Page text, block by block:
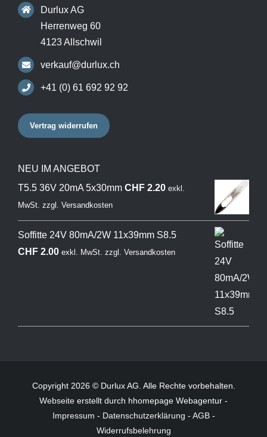
Durlux AG
Herrenweg 60
4123 Allschwil
verkauf@durlux.ch
+41 (0) 61 692 92 92
Vertrag widerrufen
NEU IM ANGEBOT
T5.5 36V 20mA 5x30mm CHF2.20 exkl.
MwSt. zzgl. Versandkosten
Soffitte 24V 80mA/2W 11x39mm S8.5
CHF2.00 exkl. MwSt. zzgl. Versandkosten
Copyright 2026 © Durlux AG. Alle Rechte vorbehalten.
Webseite erstellt durch hhomepage Webagentur -
Impressum - Datenschutzerklärung - AGB-
Widerrufsbelehrung